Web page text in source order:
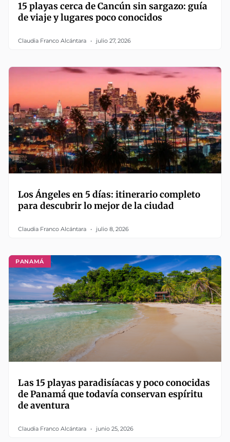
15 playas cerca de Cancún sin sargazo: guía
de viaje y lugares poco conocidos
Claudia Franco Alcántara julio 27, 2026
Los Ángeles en 5 días: itinerario completo
para descubrir lo mejor de la ciudad
Claudia Franco Alcántara julio 8, 2026
PANAMÁ
Las 15 playas paradisíacas y poco conocidas
de Panamá que todavía conservan espíritu
de aventura
Claudia Franco Alcántara junio 25, 2026